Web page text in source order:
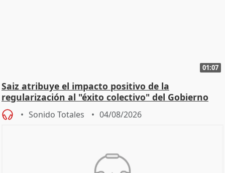
01:07
Saiz atribuye el impacto positivo de la
regularización al "éxito colectivo" del Gobierno
Sonido Totales 04/08/2026